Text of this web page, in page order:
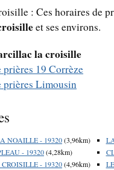
: Ces horaires de
et ses environs.
la croisille
prières 19 Corrèze
prières Limousin
NOAILLE - 19320(3,96km)
- 19320(4,28km)
- 19320(4,96km)